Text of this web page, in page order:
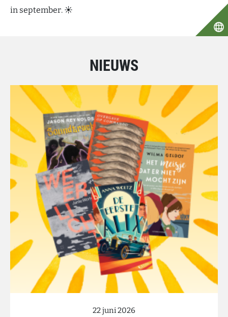
in september. ☀️
NIEUWS
22 juni 2026